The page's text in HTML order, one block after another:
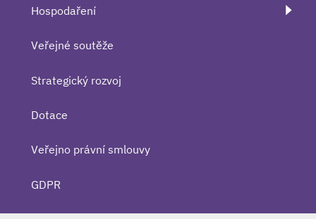
Hospodaření
Veřejné soutěže
Strategický rozvoj
Dotace
Veřejno právní smlouvy
GDPR